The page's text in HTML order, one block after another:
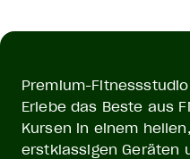
Premium-
Erlebe das Beste aus
Kursen in einem
erstklassigen Geräten